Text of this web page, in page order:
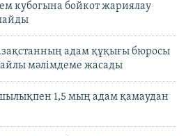
кубогына бойкот жариялау
адам құқығы бюросы
мәлімдеме жасады
1,5 мың адам қамаудан